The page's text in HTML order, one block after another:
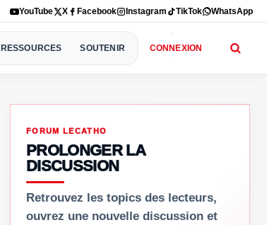
YouTube X Facebook Instagram TikTok WhatsApp
RESSOURCES SOUTENIR CONNEXION
FORUM LECATHO
PROLONGER LA
DISCUSSION
Retrouvez les topics des lecteurs,
ouvrez une nouvelle discussion et